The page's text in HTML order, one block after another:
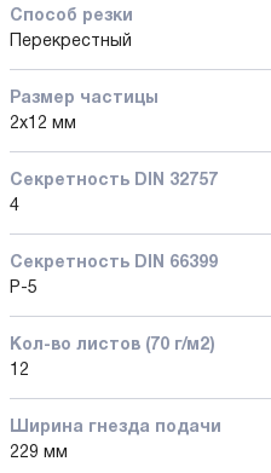
Способ резки
Перекрестный
Размер частицы
2х12 мм
Секретность DIN 32757
4
Секретность DIN 66399
P-5
Кол-во листов (70 г/м2)
12
Ширина гнезда подачи
229 мм